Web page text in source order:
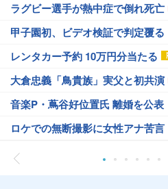
ラグビー選手が熱中症で倒れ死亡
甲子園初、ビデオ検証で判定覆る
レンタカー予約 10万円分当たる
大倉忠義「鳥貴族」実父と初共演
音楽P・蔦谷好位置氏 離婚を公表
ロケでの無断撮影に女性アナ苦言